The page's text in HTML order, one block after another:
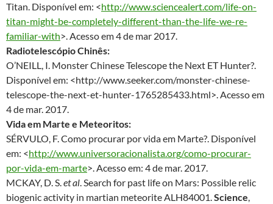
Titan. Disponível em: <http://www.sciencealert.com/life-on-
titan-might-be-completely-different-than-the-life-we-re-
familiar-with>. Acesso em 4 de mar 2017.
Radiotelescópio Chinês:
O’NEILL, I. Monster Chinese Telescope the Next ET Hunter?.
Disponível em: <http://www.seeker.com/monster-chinese-
telescope-the-next-et-hunter-1765285433.html>. Acesso em
4 de mar. 2017.
Vida em Marte e Meteoritos:
SÉRVULO, F. Como procurar por vida em Marte?. Disponível
em: <http://www.universoracionalista.org/como-procurar-
por-vida-em-marte>. Acesso em: 4 de mar. 2017.
MCKAY, D. S.et al. Search for past life on Mars: Possible relic
biogenic activity in martian meteorite ALH84001.Science,